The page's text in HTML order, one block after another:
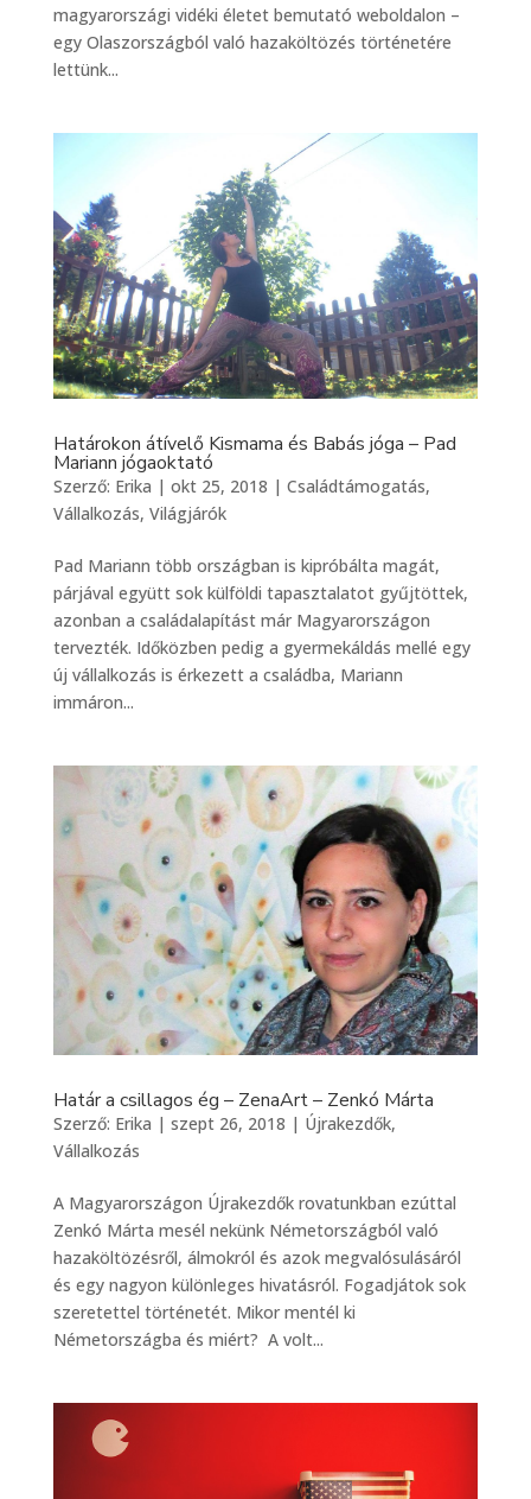
magyarországi vidéki életet bemutató weboldalon –
egy Olaszországból való hazaköltözés történetére
lettünk...
Határokon átívelő Kismama és Babás jóga – Pad
Mariann jógaoktató
Szerző: Erika | okt 25, 2018 | Családtámogatás,
Vállalkozás, Világjárók
Pad Mariann több országban is kipróbálta magát,
párjával együtt sok külföldi tapasztalatot gyűjtöttek,
azonban a családalapítást már Magyarországon
tervezték. Időközben pedig a gyermekáldás mellé egy
új vállalkozás is érkezett a családba, Mariann
immáron...
Határ a csillagos ég – ZenaArt – Zenkó Márta
Szerző: Erika | szept 26, 2018 | Újrakezdők,
Vállalkozás
A Magyarországon Újrakezdők rovatunkban ezúttal
Zenkó Márta mesél nekünk Németországból való
hazaköltözésről, álmokról és azok megvalósulásáról
és egy nagyon különleges hivatásról. Fogadjátok sok
szeretettel történetét. Mikor mentél ki
Németországba és miért? A volt...